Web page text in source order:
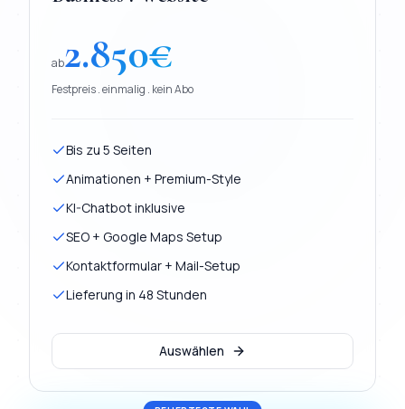
ab2.850€
Festpreis . einmalig . kein Abo
Bis zu 5 Seiten
Animationen + Premium-Style
KI-Chatbot inklusive
SEO + Google Maps Setup
Kontaktformular + Mail-Setup
Lieferung in 48 Stunden
Auswählen